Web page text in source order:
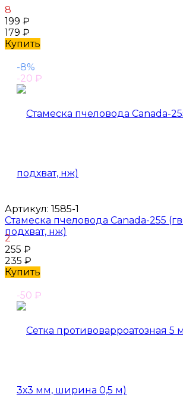
8
199 ₽
179 ₽
Купить
-8%
-20 ₽
Артикул: 1585-1
Стамеска пчеловода Canada-255
подхват, нж)
2
255 ₽
235 ₽
Купить
-50 ₽